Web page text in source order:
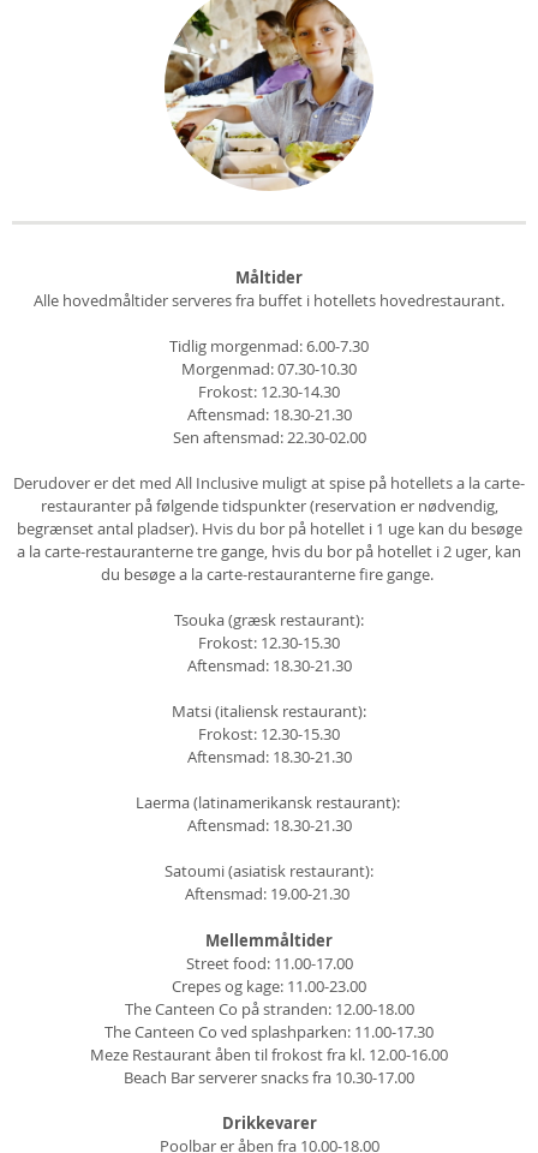
Måltider
Alle hovedmåltider serveres fra buffet i hotellets hovedrestaurant.
Tidlig morgenmad: 6.00-7.30
Morgenmad: 07.30-10.30
Frokost: 12.30-14.30
Aftensmad: 18.30-21.30
Sen aftensmad: 22.30-02.00
Derudover er det med All Inclusive muligt at spise på hotellets a la carte-
restauranter på følgende tidspunkter (reservation er nødvendig,
begrænset antal pladser). Hvis du bor på hotellet i 1 uge kan du besøge
a la carte-restauranterne tre gange, hvis du bor på hotellet i 2 uger, kan
du besøge a la carte-restauranterne fire gange.
Tsouka (græsk restaurant):
Frokost: 12.30-15.30
Aftensmad: 18.30-21.30
Matsi (italiensk restaurant):
Frokost: 12.30-15.30
Aftensmad: 18.30-21.30
Laerma (latinamerikansk restaurant):
Aftensmad: 18.30-21.30
Satoumi (asiatisk restaurant):
Aftensmad: 19.00-21.30
Mellemmåltider
Street food: 11.00-17.00
Crepes og kage: 11.00-23.00
The Canteen Co på stranden: 12.00-18.00
The Canteen Co ved splashparken: 11.00-17.30
Meze Restaurant åben til frokost fra kl. 12.00-16.00
Beach Bar serverer snacks fra 10.30-17.00
Drikkevarer
Poolbar er åben fra 10.00-18.00